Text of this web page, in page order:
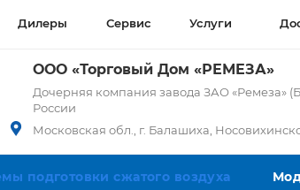
Дилеры Сервис Услуги
ООО «Торговый Дом «РЕМЕЗА»
Дочерняя компания завода ЗАО «Ремеза»
России
Московская обл., г. Балашиха,
подготовки сжатого воздуха